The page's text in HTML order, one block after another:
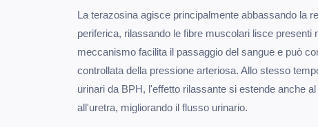
La terazosina agisce principalmente abbassando la
periferica, rilassando le fibre muscolari lisce presenti
meccanismo facilita il passaggio del sangue e può
controllata della pressione arteriosa. Allo stesso
urinari da BPH, l'effetto rilassante si estende anche
all'uretra, migliorando il flusso urinario.